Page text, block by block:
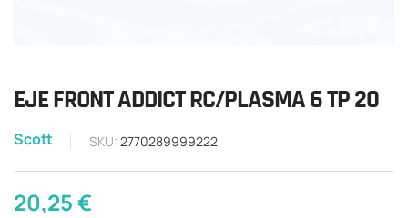
EJE FRONT ADDICT RC/PLASMA 6 TP 20
Scott SKU: 2770289999222
20,25€